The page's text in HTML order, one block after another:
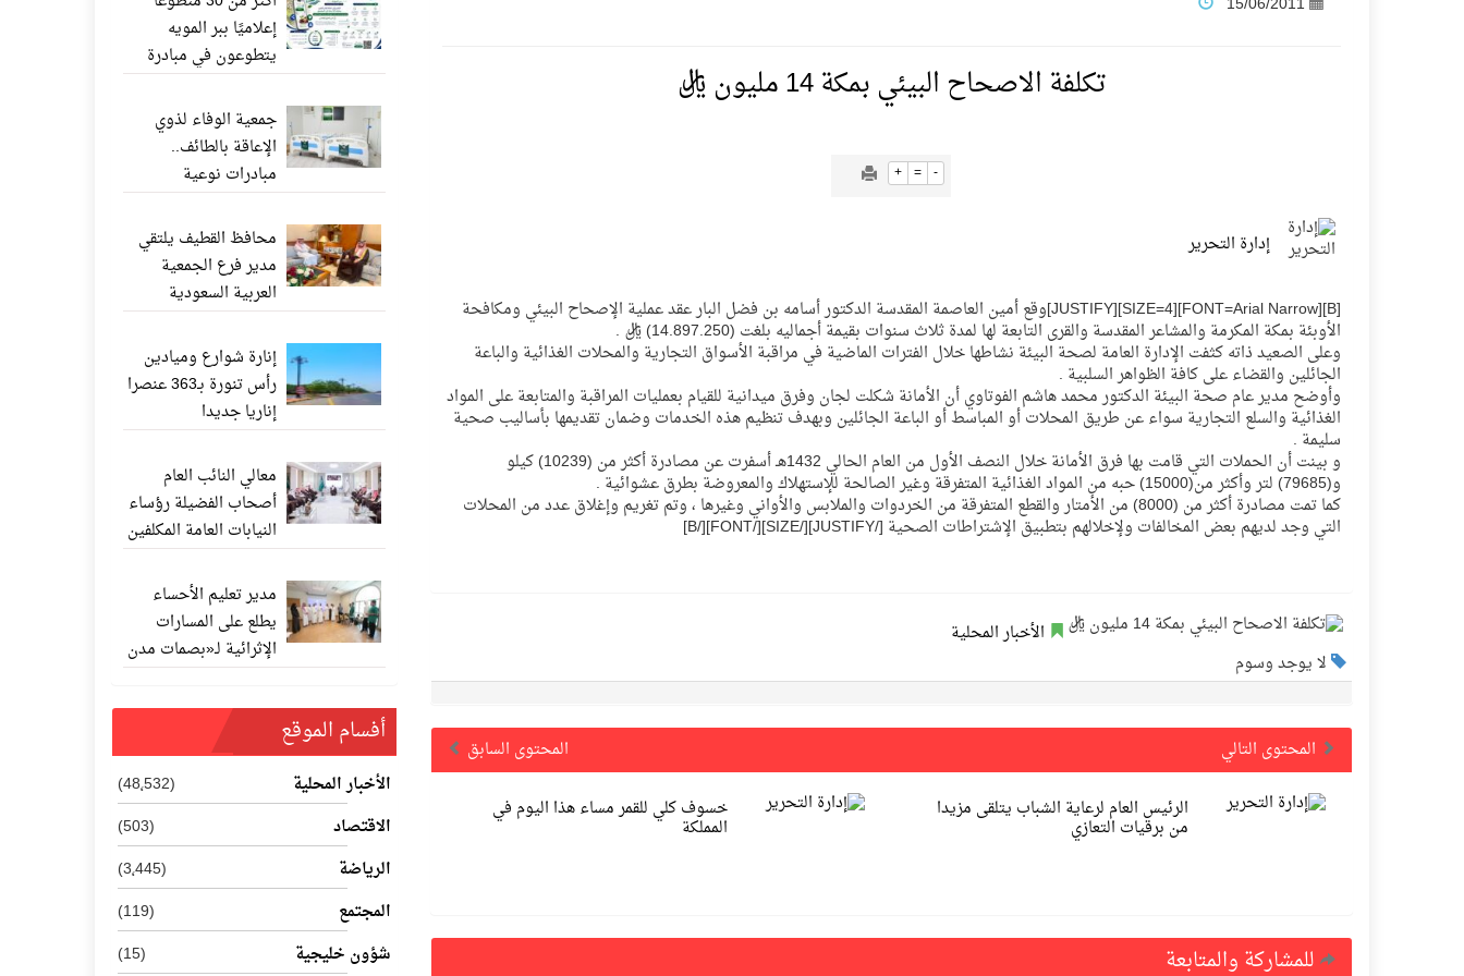
فنّ المكاتب للتجارة توقّع اتفاقية شراكة مع أكاديمية الهلال
تنافس قوي بين كبرى الإسطبلات في ثاني أسابيع موسم سباقات الرياض
سيل الخير يروي ملاعب الكوكب
كأس العالم للرياضات الإلكترونية شاهد على ريادة المملكة والنهضة الشاملة فيها
المنتخب السعودي ينافس (64) دولة في أولمبياد الفلك والفيزياء الفلكية الدولي بالهند
كأس العالم للرياضات الإلكترونية: فريق Karmine Corp الفرنسي بطلًا لبطولة Rocket League
إعلاميًا ببر المويه
يتطوعون في مبادرة
«ناشر الخير» عبر
واتساب
جمعية الوفاء لذوي
الإعاقة بالطائف..
مبادرات نوعية
وإنجازات إنسانية تعزز
جودة الحياة
محافظ القطيف يلتقي
مدير فرع الجمعية
العربية السعودية
للثقافة والفنون بالدمام
إنارة شوارع وميادين
رأس تنورة بـ363 عنصرا
إناريا جديدا
معالي النائب العام
أصحاب الفضيلة رؤساء
النيابات العامة المكلفين
حديثًا
مدير تعليم الأحساء
يطلع على المسارات
الإثرائية لـ«بصمات مدن
المستقبل 202
أفسام الموقع
الأخبار المحلية
(48٬532)
الاقتصاد
(503)
الرياضة
(3٬445)
المجتمع
(119)
شؤون خليجية
(15)
تكلفة الاصحاح البيئي بمكة 14 مليون ريال
+ = -
إدارة التحرير
[B][FONT=Arial Narrow][SIZE=4][JUSTIFY]وقع أمين العاصمة المقدسة الدكتور أسامه بن فضل البار عقد عملية الإصحاح البيئي ومكافحة
الأوبئة بمكة المكرمة والمشاعر المقدسة والقرى التابعة لها لمدة ثلاث سنوات بقيمة أجماليه بلغت (14.897.250) ريال .
وعلى الصعيد ذاته كثفت الإدارة العامة لصحة البيئة نشاطها خلال الفترات الماضية في مراقبة الأسواق التجارية والمحلات الغذائية والباعة
الجائلين والقضاء على كافة الظواهر السلبية .
وأوضح مدير عام صحة البيئة الدكتور محمد هاشم الفوتاوي أن الأمانة شكلت لجان وفرق ميدانية للقيام بعمليات المراقبة والمتابعة على المواد
الغذائية والسلع التجارية سواء عن طريق المحلات أو المباسط أو الباعة الجائلين وبهدف تنظيم هذه الخدمات وضمان تقديمها بأساليب صحية
سليمة .
و بينت أن الحملات التي قامت بها فرق الأمانة خلال النصف الأول من العام الحالي 1432هـ أسفرت عن مصادرة أكثر من (10239) كيلو
و(79685) لتر وأكثر من(15000) حبه من المواد الغذائية المتفرقة وغير الصالحة للإستهلاك والمعروضة بطرق عشوائية .
كما تمت مصادرة أكثر من (8000) من الأمتار والقطع المتفرقة من الخردوات والملابس والأواني وغيرها ، وتم تغريم وإغلاق عدد من المحلات
التي وجد لديهم بعض المخالفات ولإخلالهم بتطبيق الإشتراطات الصحية [/JUSTIFY][/SIZE][/FONT][/B]
الأخبار المحلية
لا يوجد وسوم
المحتوى السابق
المحتوى التالي
خسوف كلي للقمر مساء هذا اليوم في
المملكة
الرئيس العام لرعاية الشباب يتلقى مزيدا
من برقيات التعازي
للمشاركة والمتابعة